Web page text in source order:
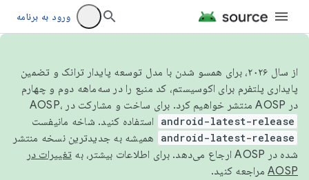
ورود به برنامه
از سال ۲۰۲۶، برای همسو شدن با مدل توسعه پایدار ترانک و تضمین
پایداری پلتفرم برای اکوسیستم، کد منبع را در سه‌ماهه دوم و چهارم
در AOSP منتشر خواهیم کرد. برای ساخت و مشارکت در AOSP،
android-latest-release استفاده کنید. شاخه مانیفست
android-latest-release
همیشه به جدیدترین نسخه منتشر
شده در AOSP ارجاع می‌دهد. برای اطلاعات بیشتر، به
تغییرات در
AOSP مراجعه کنید.